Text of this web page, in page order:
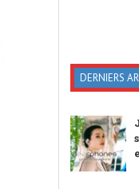
DERNIERS